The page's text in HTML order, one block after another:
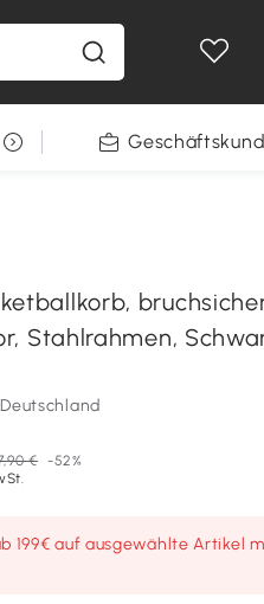
Restposten
Stahlrahmen,
€ -52%
199€ auf ausgewählte Artikel